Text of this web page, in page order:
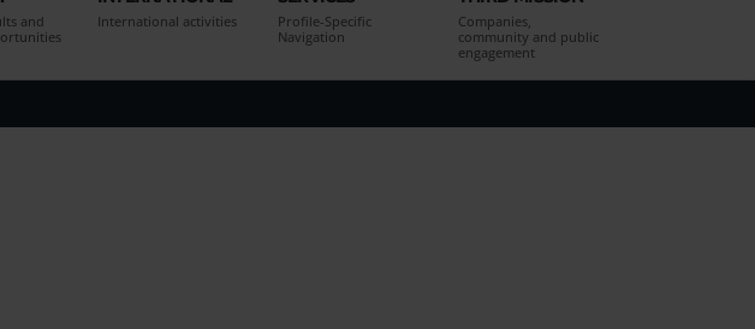
and
International activities
Profile-Specific
Navigation
Companies,
community and public
engagement